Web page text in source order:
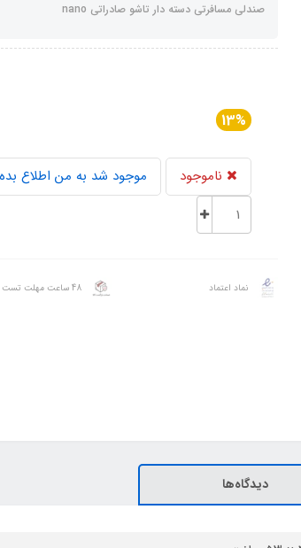
صندلی مسافرتی دسته دار تاشو صادراتی nano
13%
ناموجود موجود شد به من اطلاع بده
نماد اعتماد 48 ساعت مهلت تست
دیدگاه‌ها